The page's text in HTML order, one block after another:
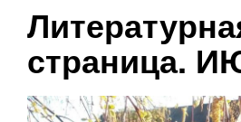
страница.